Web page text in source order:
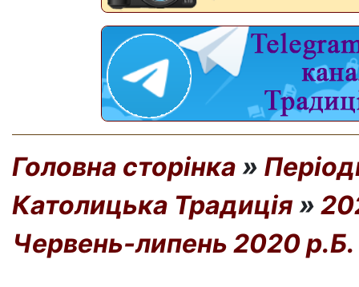
Головна сторінка »
Католицька Традиція »
Червень-липень 2020 р.Б.